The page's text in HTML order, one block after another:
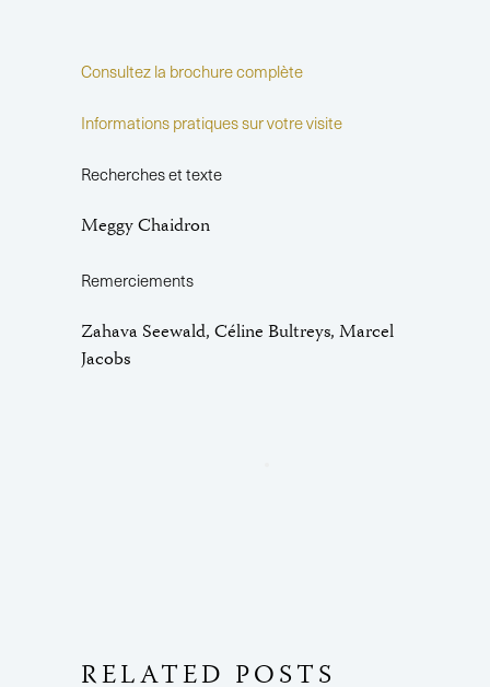
Consultez la brochure complète
Informations pratiques sur votre visite
Recherches et texte
Meggy Chaidron
Remerciements
Zahava Seewald, Céline Bultreys, Marcel
Jacobs
RELATED POSTS